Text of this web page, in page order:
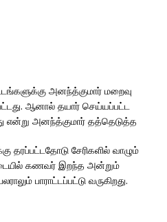
அனந்த்குமார் மறைவு
ஆனால் தயார் செய்யப்பட்ட
என்று அனந்த்குமார் தத்தெடுத்த
தரப்பட்டதோடு சேரிகளில் வாழும்
கணவர் இறந்த அன்றும்
பாராட்டப்பட்டு வருகிறது.